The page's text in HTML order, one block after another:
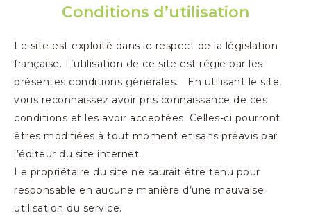
Conditions d’utilisation
Le site est exploité dans le respect de la législation
française. L’utilisation de ce site est régie par les
présentes conditions générales.
En utilisant le site,
vous reconnaissez avoir pris connaissance de ces
conditions et les avoir acceptées. Celles-ci pourront
êtres modifiées à tout moment et sans préavis par
l’éditeur du site internet.
Le propriétaire du site ne saurait être tenu pour
responsable en aucune manière d’une mauvaise
utilisation du service.